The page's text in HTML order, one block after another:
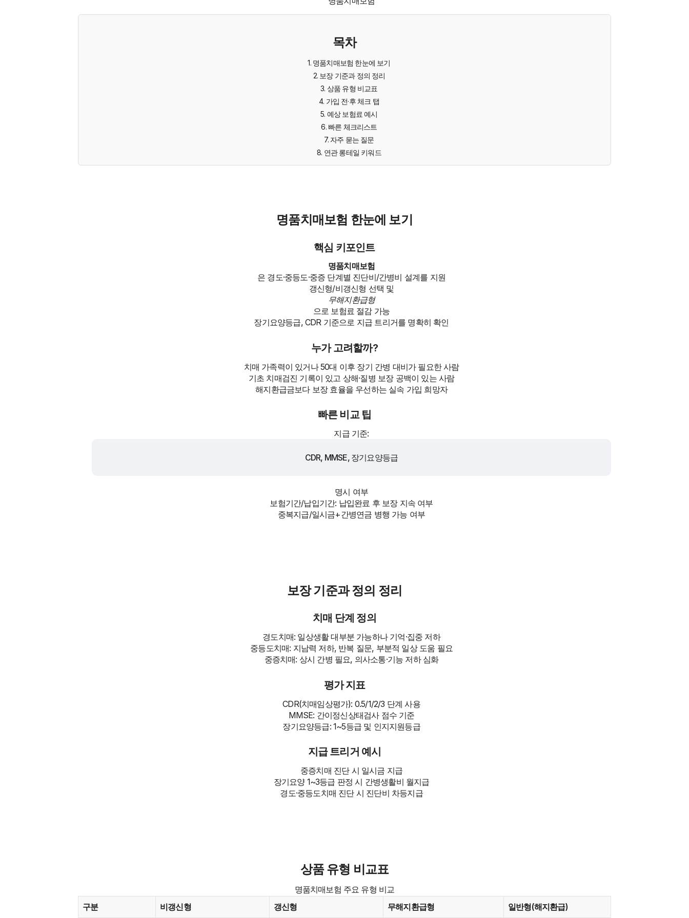
목차
1. 명품치매보험 한눈에 보기
2. 보장 기준과 정의 정리
3. 상품 유형 비교표
4. 가입 전·후 체크 탭
5. 예상 보험료 예시
6. 빠른 체크리스트
7. 자주 묻는 질문
8. 연관 롱테일 키워드
명품치매보험 한눈에 보기
핵심 키포인트
명품치매보험
은 경도·중등도·중증 단계별 진단비/간병비 설계를 지원
갱신형/비갱신형 선택 및
무해지환급형
으로 보험료 절감 가능
장기요양등급, CDR 기준으로 지급 트리거를 명확히 확인
누가 고려할까?
치매 가족력이 있거나 50대 이후 장기 간병 대비가 필요한 사람
기초 치매검진 기록이 있고 상해·질병 보장 공백이 있는 사람
해지환급금보다 보장 효율을 우선하는 실속 가입 희망자
빠른 비교 팁
지급 기준:
CDR, MMSE, 장기요양등급
명시 여부
보험기간/납입기간: 납입완료 후 보장 지속 여부
중복지급/일시금+간병연금 병행 가능 여부
보장 기준과 정의 정리
치매 단계 정의
경도치매: 일상생활 대부분 가능하나 기억·집중 저하
중등도치매: 지남력 저하, 반복 질문, 부분적 일상 도움 필요
중증치매: 상시 간병 필요, 의사소통·기능 저하 심화
평가 지표
CDR(치매임상평가): 0.5/1/2/3 단계 사용
MMSE: 간이정신상태검사 점수 기준
장기요양등급: 1~5등급 및 인지지원등급
지급 트리거 예시
중증치매 진단 시 일시금 지급
장기요양 1~3등급 판정 시 간병생활비 월지급
경도·중등도치매 진단 시 진단비 차등지급
상품 유형 비교표
명품치매보험 주요 유형 비교
구분
비갱신형 갱신형 무해지환급형 일반형(해지환급)